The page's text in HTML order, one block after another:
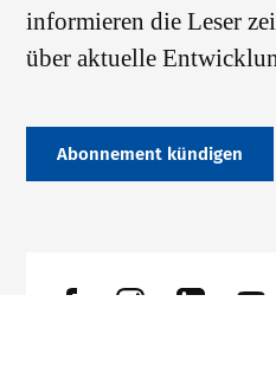
informieren die Leser
über aktuelle
Abonnement kündigen